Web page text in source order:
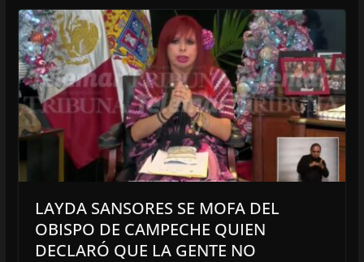
LAYDA SANSORES SE MOFA DEL
OBISPO DE CAMPECHE QUIEN
DECLARÓ QUE LA GENTE NO